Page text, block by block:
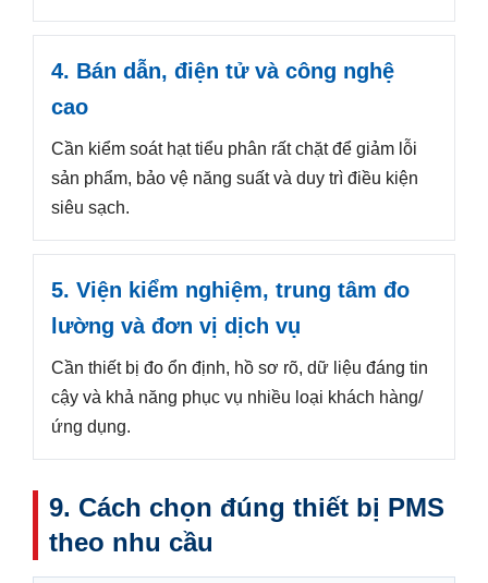
4. Bán dẫn, điện tử và công nghệ
cao
Cần kiểm soát hạt tiểu phân rất chặt để giảm lỗi
sản phẩm, bảo vệ năng suất và duy trì điều kiện
siêu sạch.
5. Viện kiểm nghiệm, trung tâm đo
lường và đơn vị dịch vụ
Cần thiết bị đo ổn định, hồ sơ rõ, dữ liệu đáng tin
cậy và khả năng phục vụ nhiều loại khách hàng/
ứng dụng.
9. Cách chọn đúng thiết bị PMS
theo nhu cầu